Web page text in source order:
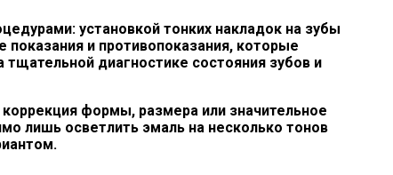
установкой тонких накладок на зубы
и противопоказания, которые
диагностике состояния зубов и
формы, размера или значительное
лишь осветлить эмаль на несколько тонов